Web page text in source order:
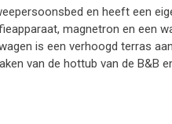
en heeft een
magnetron en een
is een verhoogd terras
van de hottub van de B&B